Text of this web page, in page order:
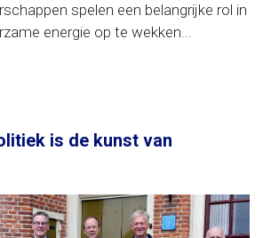
spelen een belangrijke rol in
energie op te wekken...
is de kunst van